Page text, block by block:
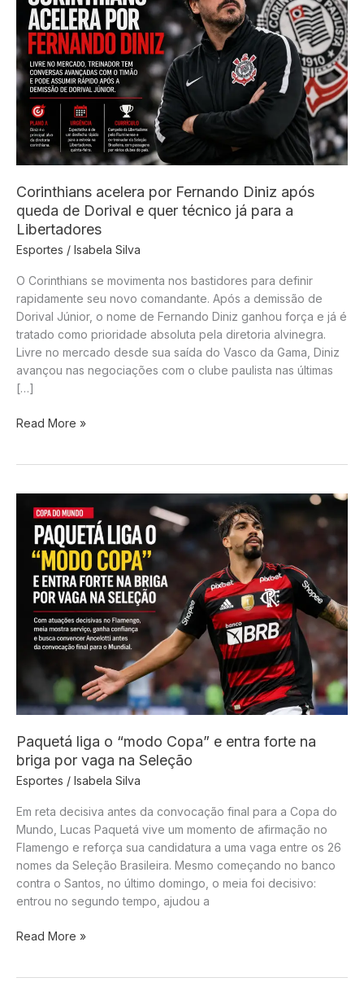
Corinthians acelera por Fernando Diniz após
queda de Dorival e quer técnico já para a
Libertadores
Esportes / Isabela Silva
O Corinthians se movimenta nos bastidores para definir
rapidamente seu novo comandante. Após a demissão de
Dorival Júnior, o nome de Fernando Diniz ganhou força e já é
tratado como prioridade absoluta pela diretoria alvinegra.
Livre no mercado desde sua saída do Vasco da Gama, Diniz
avançou nas negociações com o clube paulista nas últimas
[…]
Corinthians
Diniz
após
queda
Dorival
quer
técnico
Libertadores
Read More »
Paquetá liga o “modo Copa” e entra forte na
briga por vaga na Seleção
Esportes / Isabela Silva
Em reta decisiva antes da convocação final para a Copa do
Mundo, Lucas Paquetá vive um momento de afirmação no
Flamengo e reforça sua candidatura a uma vaga entre os 26
nomes da Seleção Brasileira. Mesmo começando no banco
contra o Santos, no último domingo, o meia foi decisivo:
entrou no segundo tempo, ajudou a
Paquetá
Read More »